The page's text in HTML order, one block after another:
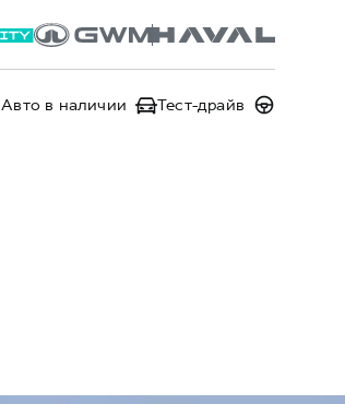
Авто в наличии Тест-драйв